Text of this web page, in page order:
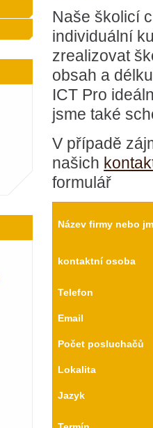
Naše školicí
individuální
zrealizovat
obsah a
ICT Pro
jsme také
V případě
našich
formulář
Název firmy nebo
kontaktní osoba
Telefon
Email
Počet posluchačů
Lokalita
Jazyk